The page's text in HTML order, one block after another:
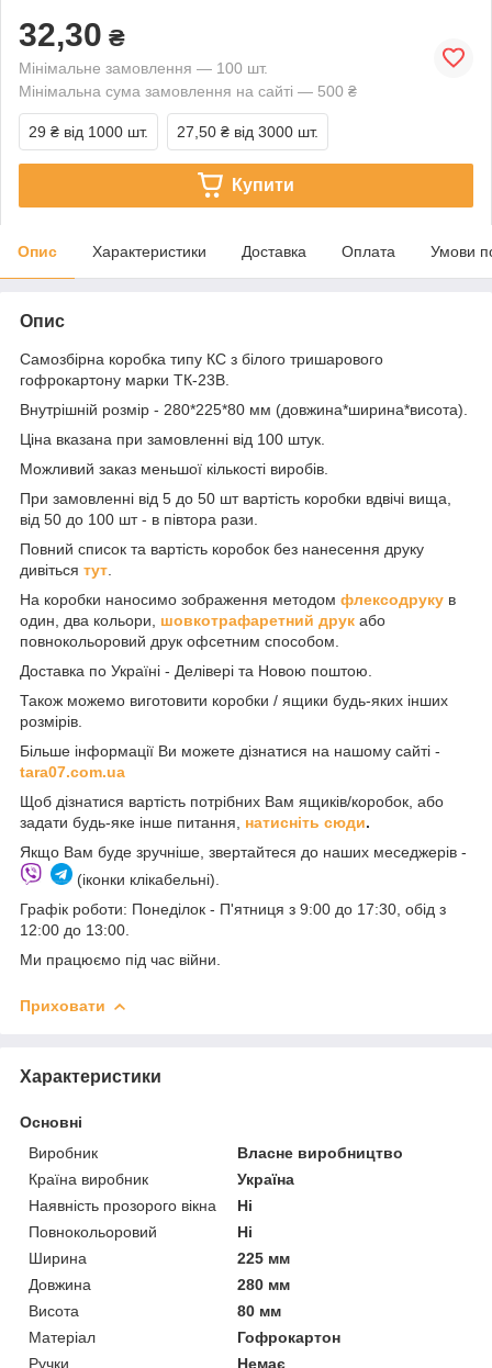
32,30 ₴
Мінімальне замовлення — 100 шт.
Мінімальна сума замовлення на сайті — 500 ₴
29 ₴ від 1000 шт. 27,50 ₴ від 3000 шт.
Купити
Опис Характеристики Доставка Оплата Умови
Опис
Самозбірна коробка типу КС з білого тришарового
гофрокартону марки ТК-23B.
Внутрішній розмір - 280*225*80 мм (довжина*ширина*висота).
Ціна вказана при замовленні від 100 штук.
Можливий заказ меньшої кількості виробів.
При замовленні від 5 до 50 шт вартість коробки вдвічі вища,
від 50 до 100 шт - в півтора рази.
Повний список та вартість коробок без нанесення друку
дивіться тут
На коробки наносимо зображення методом флексодруку в
один, два кольори, шовкотрафаретний друк або
повнокольоровий друк офсетним способом.
Доставка по Україні - Делівері та Новою поштою.
Також можемо виготовити коробки / ящики будь-яких інших
розмірів.
Більше інформації Ви можете дізнатися на нашому сайті -
tara07.com.ua
Щоб дізнатися вартість потрібних Вам ящиків/коробок, або
задати будь-яке інше питання, натисніть сюди.
Якщо Вам буде зручніше, звертайтеся до наших меседжерів -
(іконки клікабельні).
Графік роботи: Понеділок - П'ятниця з 9:00 до 17:30, обід з
12:00 до 13:00.
Ми працюємо під час війни.
Приховати
Характеристики
Основні
Виробник
Власне виробництво
Країна виробник
Україна
Наявність прозорого вікна
Ні
Повнокольоровий
Ні
Ширина
225 мм
Довжина
280 мм
Висота
80 мм
Матеріал
Гофрокартон
Ручки
Немає